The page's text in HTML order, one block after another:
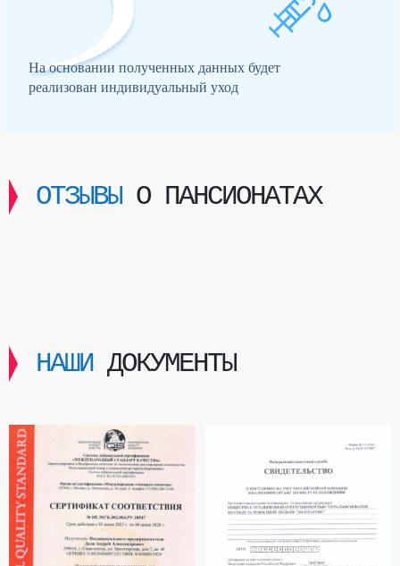
На основании полученных данных будет
реализован индивидуальный уход
ОТЗЫВЫО ПАНСИОНАТАХ
НАШИДОКУМЕНТЫ